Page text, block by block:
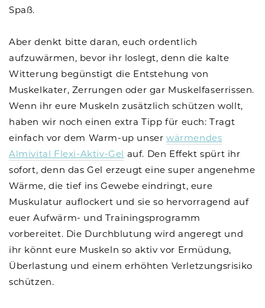
Spaß.
Aber denkt bitte daran, euch ordentlich
aufzuwärmen, bevor ihr loslegt, denn die kalte
Witterung begünstigt die Entstehung von
Muskelkater, Zerrungen oder gar Muskelfaserrissen.
Wenn ihr eure Muskeln zusätzlich schützen wollt,
haben wir noch einen extra Tipp für euch: Tragt
einfach vor dem Warm-up unserwärmendes
Almivital Flexi-Aktiv-Gel auf. Den Effekt spürt ihr
sofort, denn das Gel erzeugt eine super angenehme
Wärme, die tief ins Gewebe eindringt, eure
Muskulatur auflockert und sie so hervorragend auf
euer Aufwärm- und Trainingsprogramm
vorbereitet. Die Durchblutung wird angeregt und
ihr könnt eure Muskeln so aktiv vor Ermüdung,
Überlastung und einem erhöhten Verletzungsrisiko
schützen.